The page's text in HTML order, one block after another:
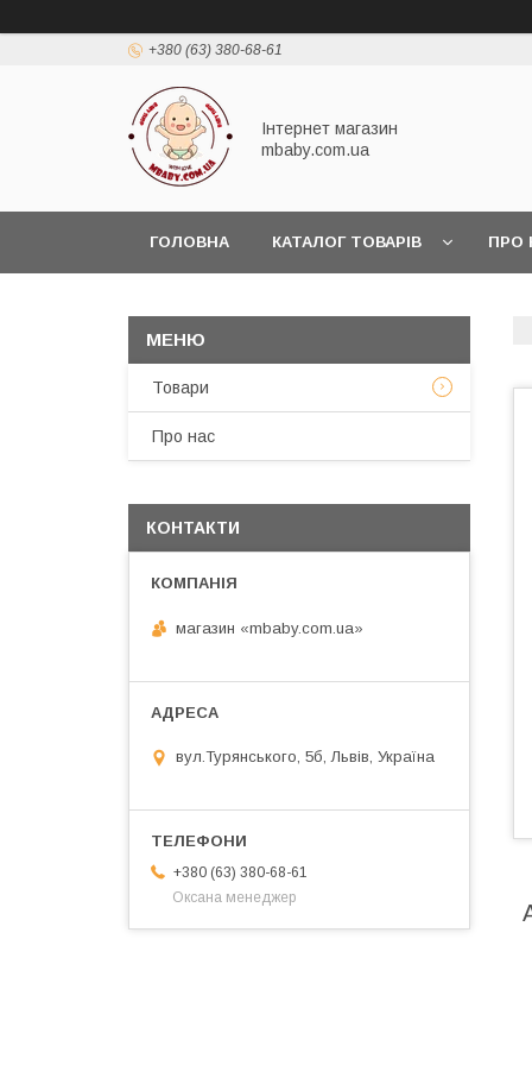
+380 (63) 380-68-61
Інтернет магазин
mbaby.com.ua
ГОЛОВНА КАТАЛОГ ТОВАРІВ ПРО
Товари
Про нас
КОНТАКТИ
магазин «mbaby.com.ua»
вул.Турянського, 5б, Львів, Україна
+380 (63) 380-68-61
Оксана менеджер